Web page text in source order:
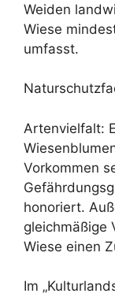
Weiden
Wiese
umfasst.
Artenvielfalt:
Vorkommen
honoriert.
gleichmäßige
Wiese einen
Im